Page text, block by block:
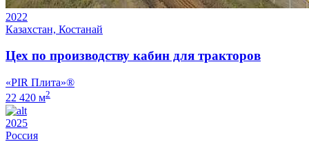
2022
Казахстан, Костанай
Цех по производству кабин для тракторов
«PIR Плита»®
22 420 м2
2025
Россия